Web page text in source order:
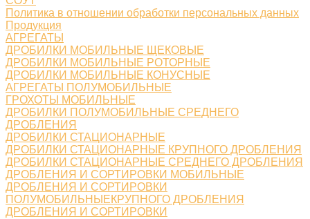
Политика в отношении обработки персональных данных
Продукция
АГРЕГАТЫ
ДРОБИЛКИ МОБИЛЬНЫЕ ЩЕКОВЫЕ
ДРОБИЛКИ МОБИЛЬНЫЕ РОТОРНЫЕ
ДРОБИЛКИ МОБИЛЬНЫЕ КОНУСНЫЕ
АГРЕГАТЫ ПОЛУМОБИЛЬНЫЕ
ГРОХОТЫ МОБИЛЬНЫЕ
ДРОБИЛКИ ПОЛУМОБИЛЬНЫЕ СРЕДНЕГО
ДРОБЛЕНИЯ
ДРОБИЛКИ СТАЦИОНАРНЫЕ
ДРОБИЛКИ СТАЦИОНАРНЫЕ КРУПНОГО ДРОБЛЕНИЯ
ДРОБИЛКИ СТАЦИОНАРНЫЕ СРЕДНЕГО ДРОБЛЕНИЯ
ДРОБЛЕНИЯ И СОРТИРОВКИ МОБИЛЬНЫЕ
ДРОБЛЕНИЯ И СОРТИРОВКИ
ПОЛУМОБИЛЬНЫЕКРУПНОГО ДРОБЛЕНИЯ
ДРОБЛЕНИЯ И СОРТИРОВКИ